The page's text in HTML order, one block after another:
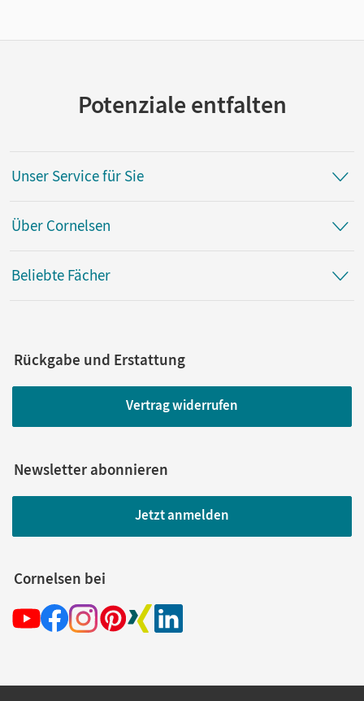
Potenziale entfalten
Unser Service für Sie
Über Cornelsen
Beliebte Fächer
Rückgabe und Erstattung
Vertrag widerrufen
Newsletter abonnieren
Jetzt anmelden
Cornelsen bei